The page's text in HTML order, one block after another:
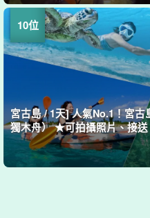
宮古島 / 1天] 人氣No.1！宮
獨木舟） ★可拍攝照片、接送
宮古島/1天] 大冒險計劃！壯
宮古島 / 1天] 邂逅海龜的機率
探索神秘的「南瓜洞」！洞